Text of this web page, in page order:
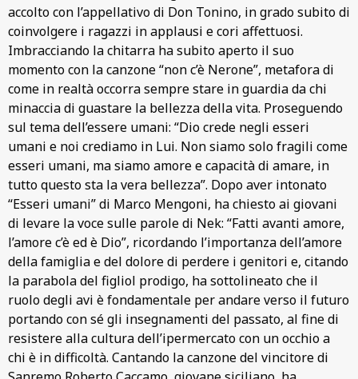
accolto con l’appellativo di Don Tonino, in grado subito di
coinvolgere i ragazzi in applausi e cori affettuosi.
Imbracciando la chitarra ha subito aperto il suo
momento con la canzone “non c’è Nerone”, metafora di
come in realtà occorra sempre stare in guardia da chi
minaccia di guastare la bellezza della vita. Proseguendo
sul tema dell’essere umani: “Dio crede negli esseri
umani e noi crediamo in Lui. Non siamo solo fragili come
esseri umani, ma siamo amore e capacità di amare, in
tutto questo sta la vera bellezza”. Dopo aver intonato
“Esseri umani” di Marco Mengoni, ha chiesto ai giovani
di levare la voce sulle parole di Nek: “Fatti avanti amore,
l’amore c’è ed è Dio”, ricordando l’importanza dell’amore
della famiglia e del dolore di perdere i genitori e, citando
la parabola del figliol prodigo, ha sottolineato che il
ruolo degli avi è fondamentale per andare verso il futuro
portando con sé gli insegnamenti del passato, al fine di
resistere alla cultura dell’ipermercato con un occhio a
chi è in difficoltà. Cantando la canzone del vincitore di